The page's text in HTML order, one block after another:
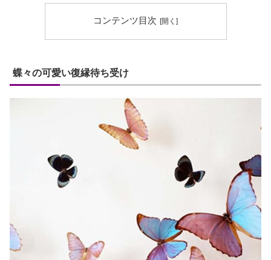
コンテンツ目次
蝶々の可愛い復縁待ち受け